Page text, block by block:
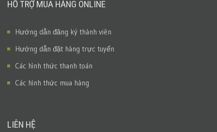
HỖ TRỢ MUA HÀNG ONLINE
Hướng dẫn đăng ký thành viên
Hướng dẫn đặt hàng trực tuyến
Các hình thức thanh toán
Các hình thức mua hàng
LIÊN HỆ